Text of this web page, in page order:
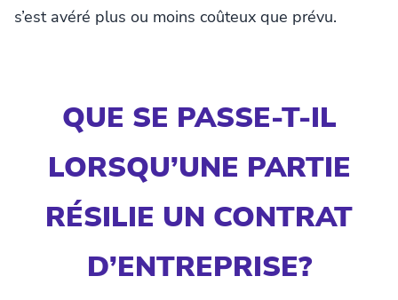
s’est avéré plus ou moins coûteux que prévu.
QUE SE PASSE-T-IL
LORSQU’UNE PARTIE
RÉSILIE UN CONTRAT
D’ENTREPRISE?